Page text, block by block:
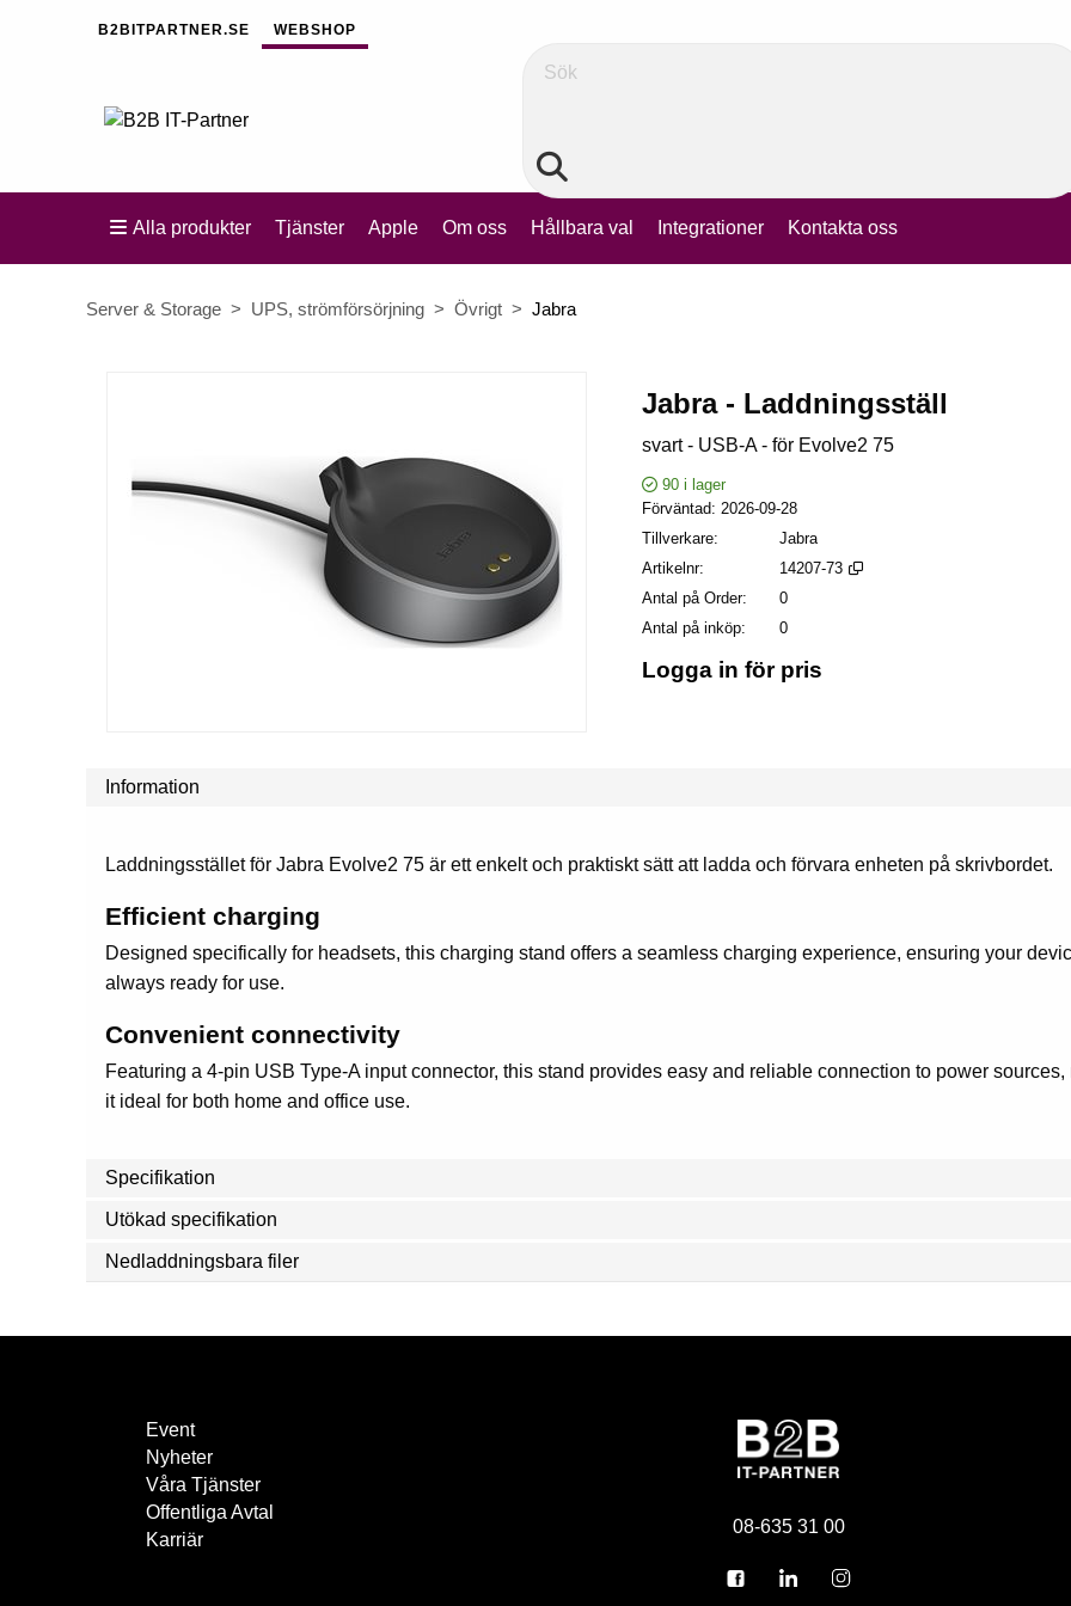
B2BITPARTNER.SE WEBSHOP
Sök
Alla produkter Tjänster Apple Om oss Hållbara val Integrationer Kontakta oss
Server & Storage UPS, strömförsörjning Övrigt Jabra
Jabra - Laddningsställ
svart - USB-A - för Evolve2 75
90 i lager
Förväntad 2026-09-28
Tillverkare
Jabra
Artikelnr
14207-73
Antal på Order
0
Antal på inköp
0
Logga in för pris
Information
Laddningsstället för Jabra Evolve2 75 är ett enkelt och praktiskt sätt att ladda och förvara enheten på skrivbordet.
Efficient charging
Designed specifically for headsets, this charging stand offers a seamless charging experience, ensuring your
always ready for use.
Convenient connectivity
Featuring a 4-pin USB Type-A input connector, this stand provides easy and reliable connection to power sources,
it ideal for both home and office use.
Specifikation
Utökad specifikation
Nedladdningsbara filer
Event
Nyheter
Våra Tjänster
Offentliga Avtal
Karriär
08-635 31 00